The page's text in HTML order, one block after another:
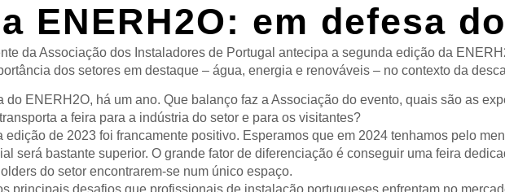
ENERH2O: em defesa
da Associação dos Instaladores de Portugal antecipa a segunda edição da
dos setores em destaque – água, energia e renováveis – no contexto da
do ENERH2O, há um ano. Que balanço faz a Associação do evento, quais são as
a feira para a indústria do setor e para os visitantes?
edição de 2023 foi francamente positivo. Esperamos que em 2024 tenhamos pelo
será bastante superior. O grande fator de diferenciação é conseguir uma feira
do setor encontrarem-se num único espaço.